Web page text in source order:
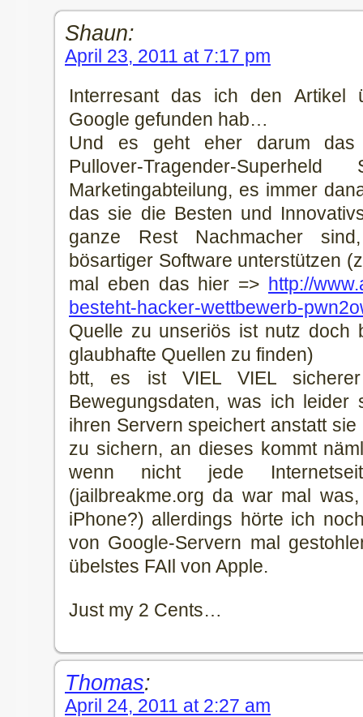
Shaun:
April 23, 2011 at 7:17 pm
Interresant das ich den Artikel
Google gefunden hab…
Und es geht eher darum das
Pullover-Tragender-
Marketingabteilung, es immer
das sie die Besten und
ganze Rest Nachmacher
bösartiger Software unterstützen
mal eben das hier => http://
besteht-hacker-wettbewerb-
Quelle zu unseriös ist nutz doch
glaubhafte Quellen zu finden)
btt, es ist VIEL VIEL
Bewegungsdaten, was ich leider
ihren Servern speichert anstatt
zu sichern, an dieses kommt
wenn nicht jede
(jailbreakme.org da war mal
iPhone?) allerdings hörte ich
von Google-Servern mal
übelstes FAIl von Apple.
Just my 2 Cents…
Thomas:
April 24, 2011 at 2:27 am